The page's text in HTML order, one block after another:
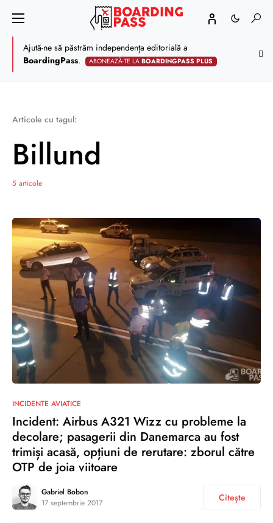
Ajută-ne să păstrăm independența editorială a
BoardingPass. ABONEAZĂ-TE LABOARDINGPASS PLUS
Articole cu tagul:
Billund
5 articole
1
INCIDENTE AVIATICE
Incident: Airbus A321 Wizz cu probleme la
decolare; pasagerii din Danemarca au fost
trimiși acasă, opțiuni de rerutare: zborul către
OTP de joia viitoare
Gabriel Bobon
17 septembrie 2017
Citește